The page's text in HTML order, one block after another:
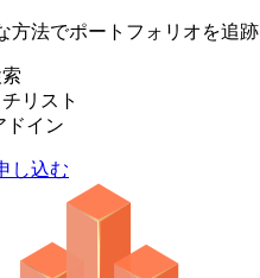
方法でポートフォリオを追跡
リスト
ドイン
し込む